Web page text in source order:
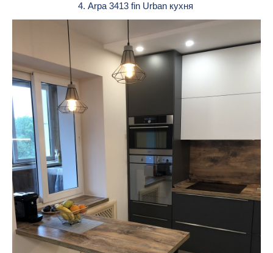
4. Arpa 3413 fin Urban кухня